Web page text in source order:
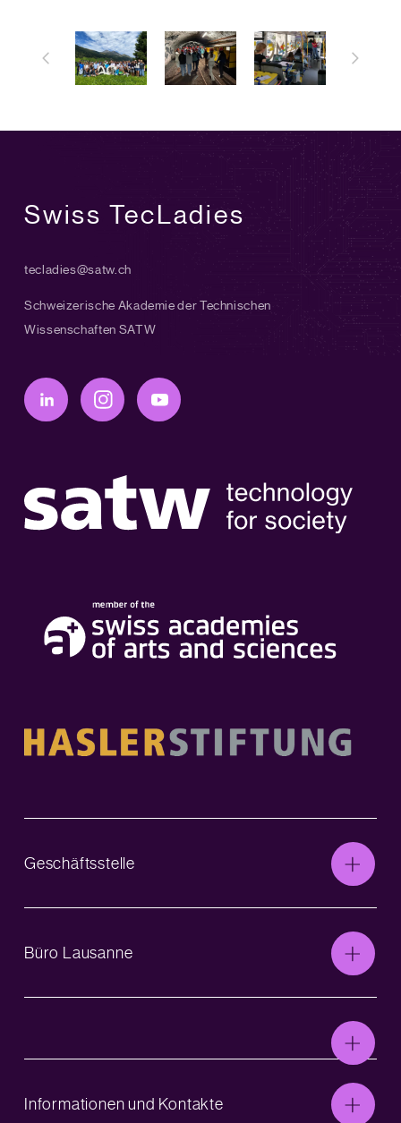
Swiss TecLadies
tecladies@satw.ch
Schweizerische Akademie der Technischen
Wissenschaften SATW
Geschäftsstelle
Büro Lausanne
Informationen und Kontakte